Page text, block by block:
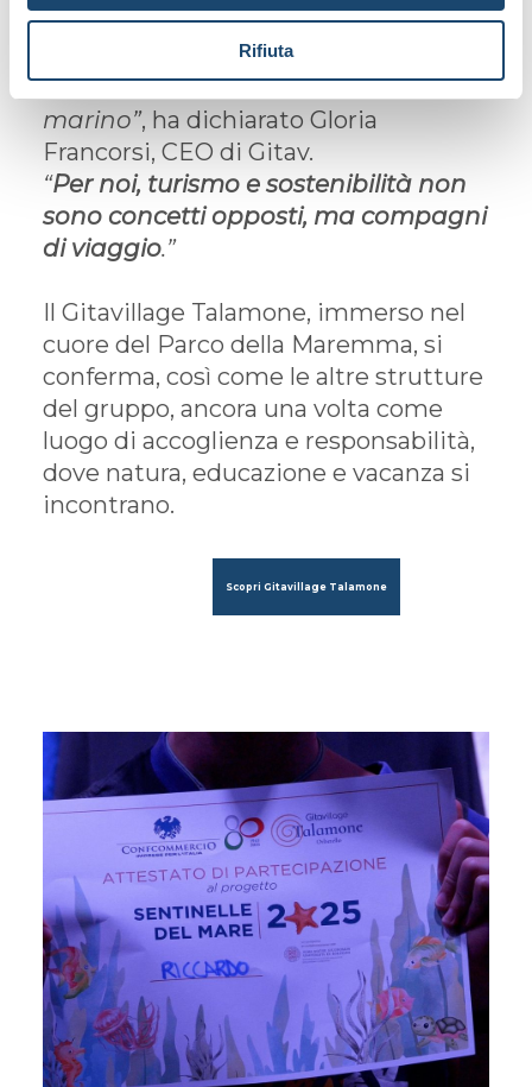
Rifiuta
divulgazione scientifica accessibile e
coinvolgimento attivo delle persone
nella conoscenza dell’ambiente
marino”, ha dichiarato Gloria
Francorsi, CEO di Gitav.
“Per noi, turismo e sostenibilità non
sono concetti opposti, ma compagni
di viaggio.”
Il Gitavillage Talamone, immerso nel
cuore del Parco della Maremma, si
conferma, così come le altre strutture
del gruppo, ancora una volta come
luogo di accoglienza e responsabilità,
dove natura, educazione e vacanza si
incontrano.
Scopri Gitavillage Talamone